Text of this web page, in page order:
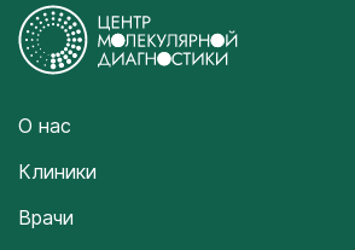
О нас
Клиники
Врачи